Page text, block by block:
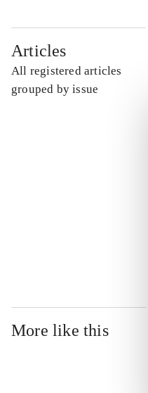
Articles
All registered articles
grouped by issue
More like this